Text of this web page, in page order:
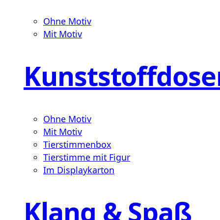
Ohne Motiv
Mit Motiv
Ohne Motiv
Mit Motiv
Tierstimmenbox
Tierstimme mit Figur
Im Displaykarton
Klang & Spaß